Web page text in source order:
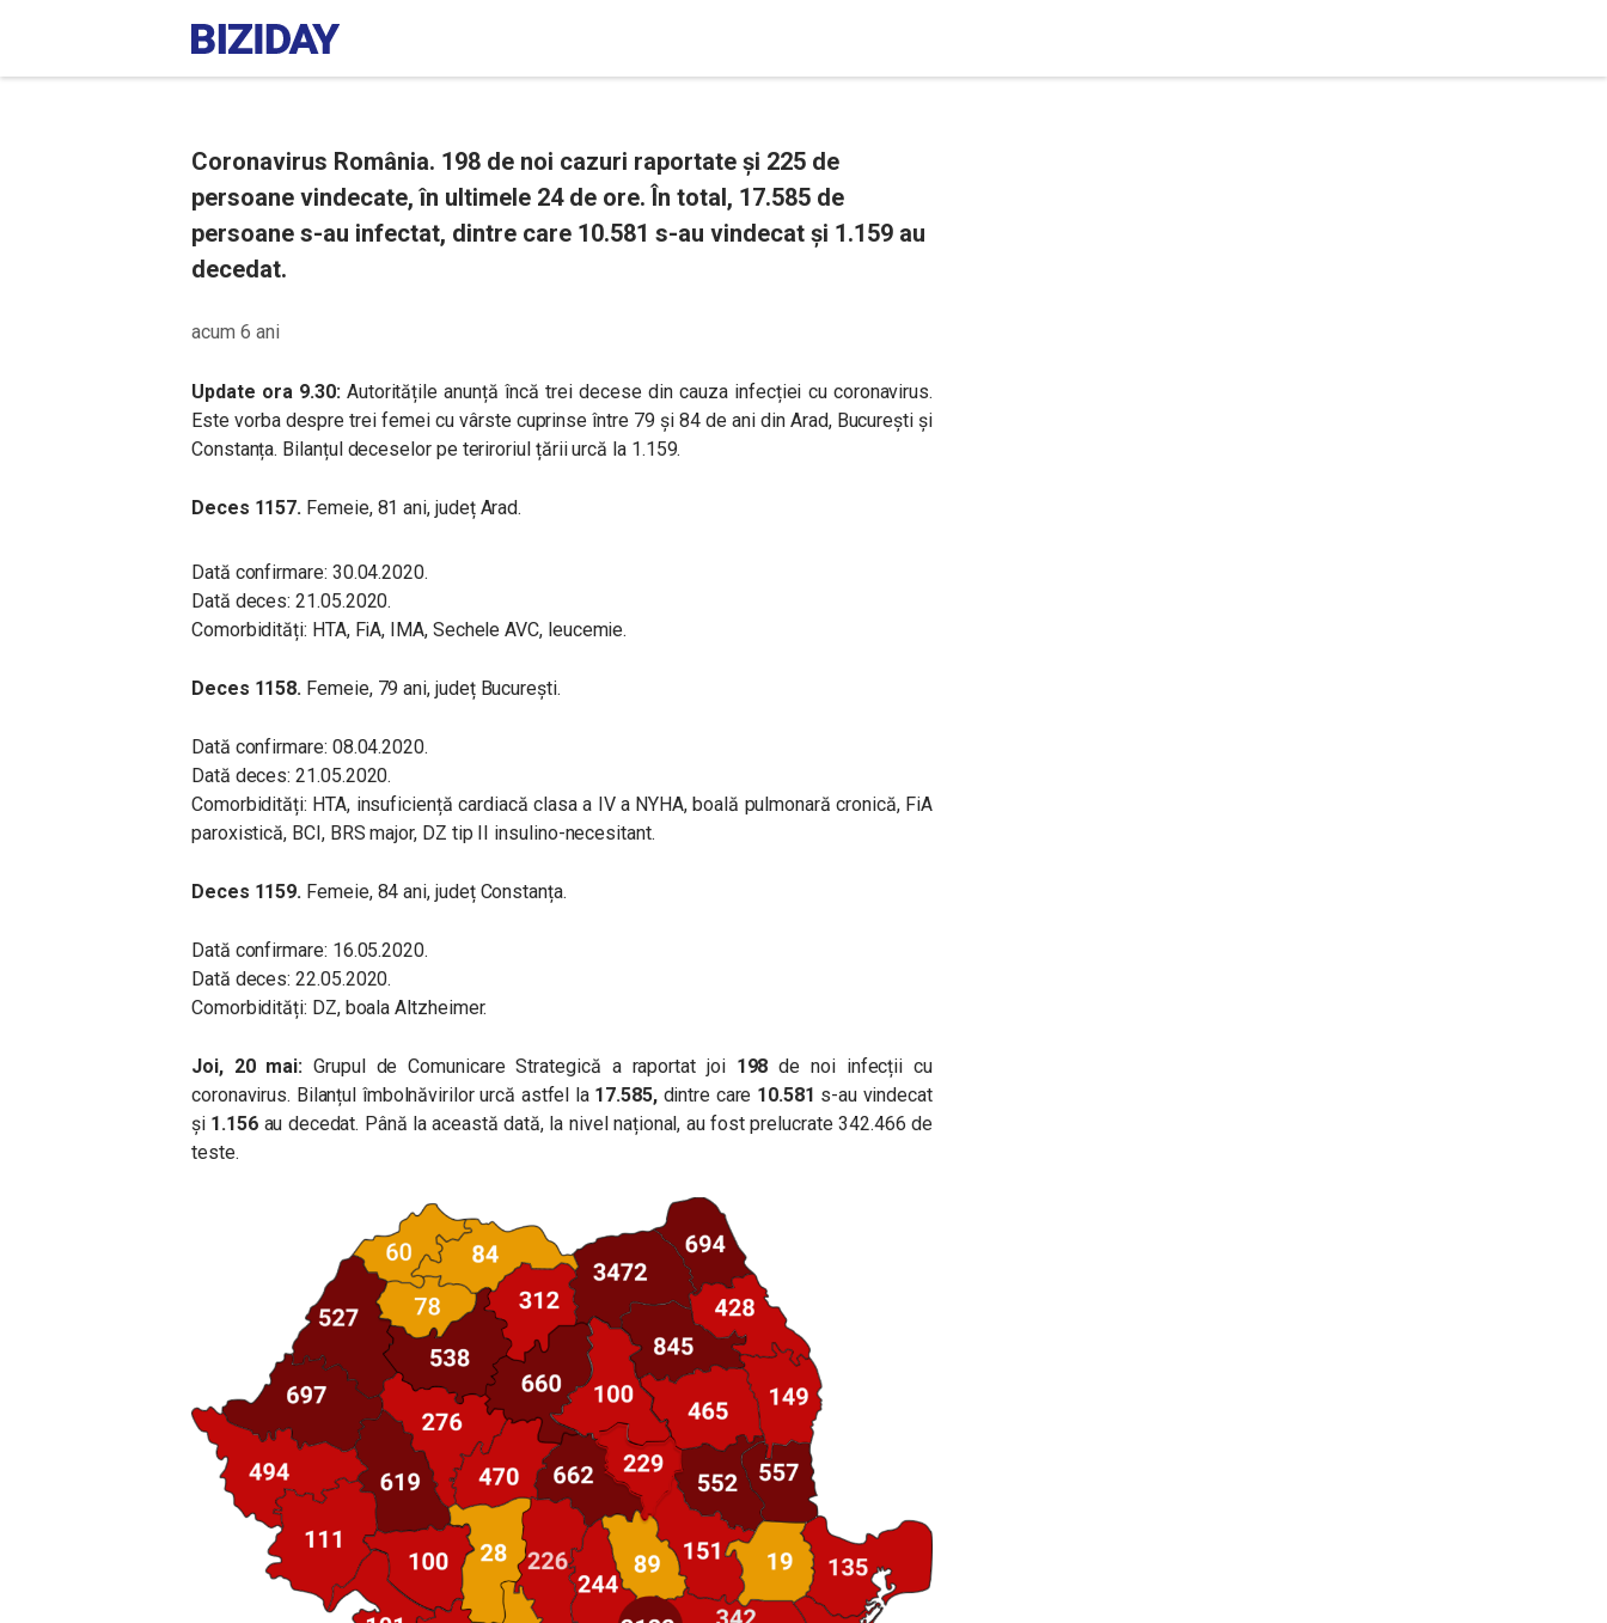
Coronavirus România. 198 de noi cazuri raportate și 225 de
persoane vindecate, în ultimele 24 de ore. În total, 17.585 de
persoane s-au infectat, dintre care 10.581 s-au vindecat și 1.159 au
decedat.
acum 6 ani
Update ora 9.30:Autoritățile anunță încă trei decese din cauza infecției cu coronavirus.
Este vorba despre trei femei cu vârste cuprinse între 79 și 84 de ani din Arad, București și
Constanța. Bilanțul deceselor pe teriroriul țării urcă la 1.159.
Deces 1157. Femeie, 81 ani, județ Arad.
Dată confirmare: 30.04.2020.
Dată deces: 21.05.2020.
Comorbidități: HTA, FiA, IMA, Sechele AVC, leucemie.
Deces 1158. Femeie, 79 ani, județ București.
Dată confirmare: 08.04.2020.
Dată deces: 21.05.2020.
Comorbidități: HTA, insuficiență cardiacă clasa a IV a NYHA, boală pulmonară cronică, FiA
paroxistică, BCI, BRS major, DZ tip II insulino-necesitant.
Deces 1159. Femeie, 84 ani, județ Constanța.
Dată confirmare: 16.05.2020.
Dată deces: 22.05.2020.
Comorbidități: DZ, boala Altzheimer.
Joi, 20 mai:Grupul de Comunicare Strategică a raportat joi 198de noi infecții cu
coronavirus. Bilanțul îmbolnăvirilor urcă astfel la 17.585,dintre care 10.581 s-au vindecat
și 1.156 au decedat. Până la această dată, la nivel național, au fost prelucrate 342.466 de
teste.